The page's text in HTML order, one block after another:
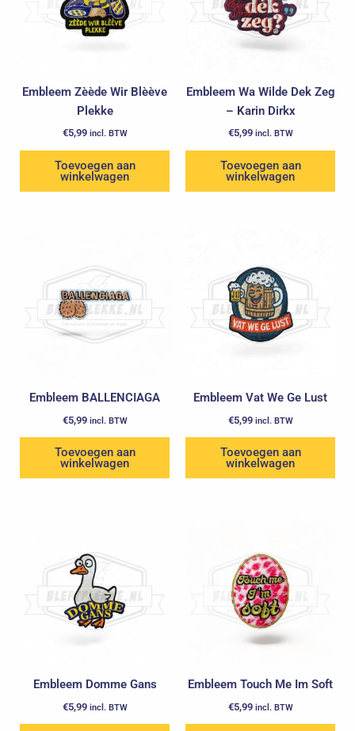
Embleem Zèède Wir Blèève
Plekke
€5,99 incl. BTW
Toevoegen aan
winkelwagen
Embleem Wa Wilde Dek Zeg
– Karin Dirkx
€5,99 incl. BTW
Toevoegen aan
winkelwagen
Embleem BALLENCIAGA
€5,99 incl. BTW
Toevoegen aan
winkelwagen
Embleem Vat We Ge Lust
€5,99 incl. BTW
Toevoegen aan
winkelwagen
Embleem Domme Gans
€5,99 incl. BTW
Embleem Touch Me Im Soft
€5,99 incl. BTW